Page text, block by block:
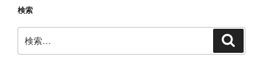
検索
索: